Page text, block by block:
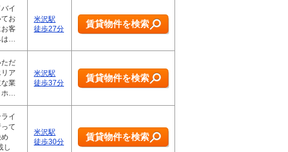
イ
お
客
は…
米沢駅
徒歩27分
賃貸物件を検索
だ
ア
業
ホ…
米沢駅
徒歩37分
賃貸物件を検索
イ
て
し
米沢駅
徒歩30分
賃貸物件を検索